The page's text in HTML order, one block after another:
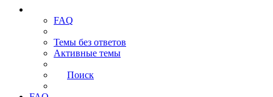
FAQ
Темы без ответов
Активные темы
Поиск